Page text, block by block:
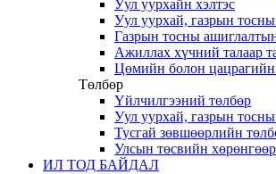
Уул уурхайн хэлтэс
Уул уурхай, газрын
Газрын тосны
Ажиллах хүчний талаар
Цөмийн болон цацрагийн
Төлбөр
Үйлчилгээний төлбөр
Уул уурхай, газрын
Тусгай зөвшөөрлийн
Улсын төсвийн
ИЛ ТОД БАЙДАЛ